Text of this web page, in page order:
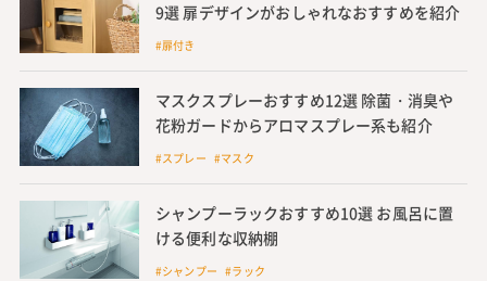
9選 扉デザインがおしゃれなおすすめを紹介
#扉付き
マスクスプレーおすすめ12選 除菌・消臭や
花粉ガードからアロマスプレー系も紹介
#スプレー #マスク
シャンプーラックおすすめ10選 お風呂に置
ける便利な収納棚
#シャンプー #ラック